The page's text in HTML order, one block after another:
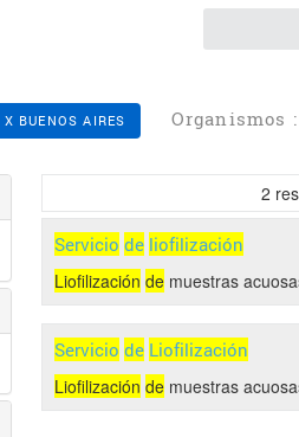
X BUENOS AIRES Organismos
2
Servicio de liofilización
Liofilización de muestras
Servicio de Liofilización
Liofilización de muestras